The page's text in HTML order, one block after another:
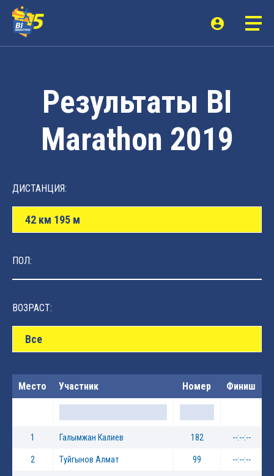
Результаты BI
Marathon 2019
ДИСТАНЦИЯ:
42 км 195 м
ПОЛ:
ВОЗРАСТ:
Все
Место Участник Номер Финиш
1 Галымжан Калиев 182 --:--:--
2 Туйгынов Алмат 99 --:--:--